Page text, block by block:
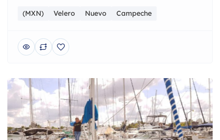
(MXN) Velero Nuevo Campeche